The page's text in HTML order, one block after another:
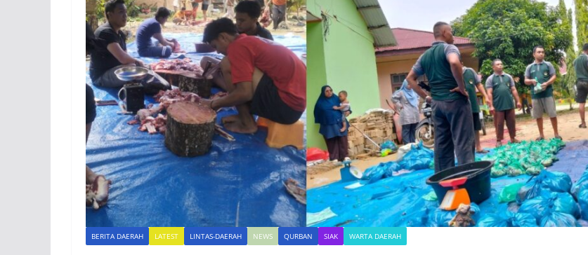
BERITA DAERAH LATEST LINTAS-DAERAH NEWS QURBAN SIAK WARTA DAERAH